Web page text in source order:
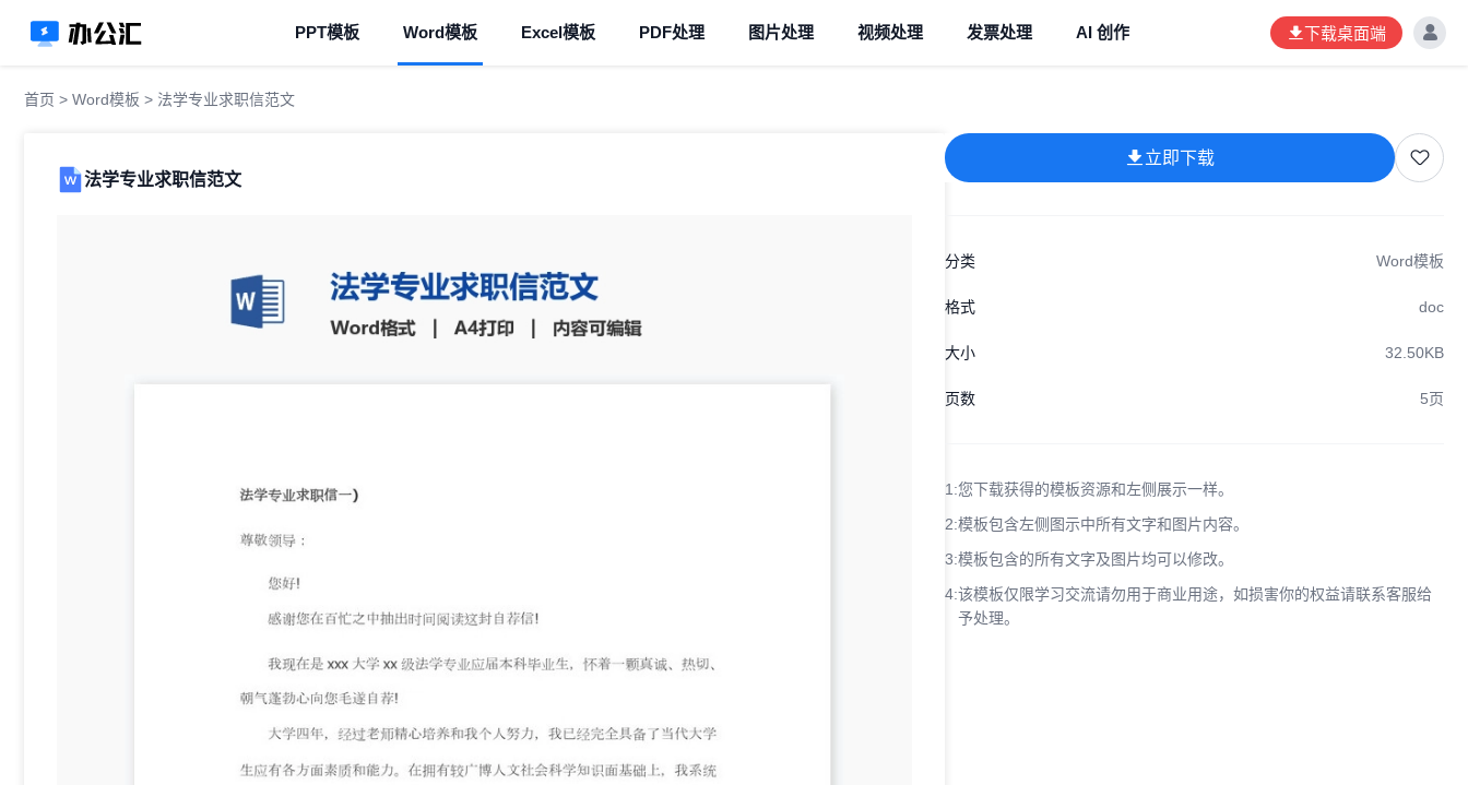
PPT模板 Word模板 Excel模板 PDF处理 图片处理 视频处理 发票处理 AI 创作 下载桌面端
首页 > Word模板 > 法学专业求职信范文
法学专业求职信范文
立即下载
分类 Word模板
格式 doc
大小 32.50KB
页数 5页
1:您下载获得的模板资源和左侧展示一样。
2:模板包含左侧图示中所有文字和图片内容。
3:模板包含的所有文字及图片均可以修改。
4:该模板仅限学习交流请勿用于商业用途，如损害你的权益请联系客服给
予处理。